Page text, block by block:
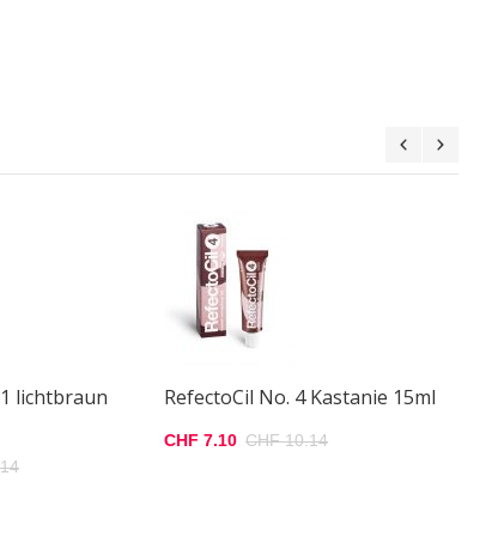
lichtbraun
RefectoCil No. 4 Kastanie 15ml
CHF 7.10 CHF 10.14